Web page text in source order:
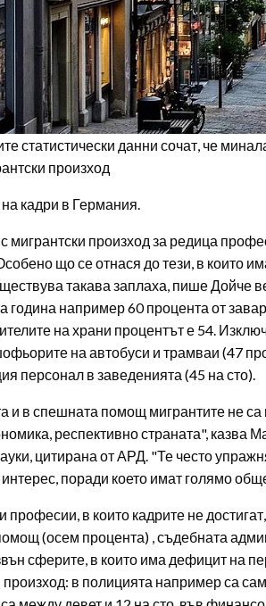
статистически данни сочат, че
произход
кадри в Германия.
мигрантски произход за редица
що се отнася до тези, в които
такава заплаха, пише Дойче
година например 60 процента от
на храни процентът е 54.
на автобуси и трамваи (47
персонал в заведенията (45 на сто).
и в спешната помощ мигрантите не
респективно страната", казва
цитирана от АРД. "Те често
поради което имат голямо
професии, в които кадрите не
(осем процента) , съдебната
сферите, в които има дефицит на
произход: в полицията например са